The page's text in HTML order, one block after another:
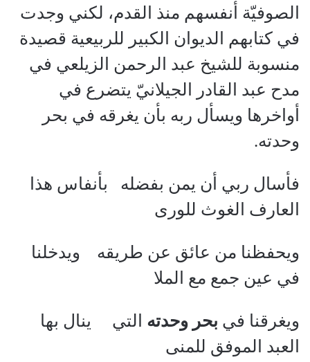
الصوفيّة أنفسهم منذ القدم، لكني وجدت
في كتابهم الديوان الكبير للربيعية قصيدة
منسوبة للشيخ عبد الرحمن الزيلعي في
مدح عبد القادر الجيلانيّ يتضرع في
أواخرها ويسأل ربه بأن يغرقه في بحر
وحدته.
فأسال ربي أن يمن بفضله بأنفاس هذا
العارف الغوث للورى
ويحفظنا من عائق عن طريقه ويدخلنا
في عين جمع مع الملا
ويغرقنا في بحر وحدته التي ينال بها
العبد الموفق للمنى